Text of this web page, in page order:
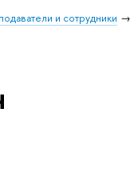
и сотрудники